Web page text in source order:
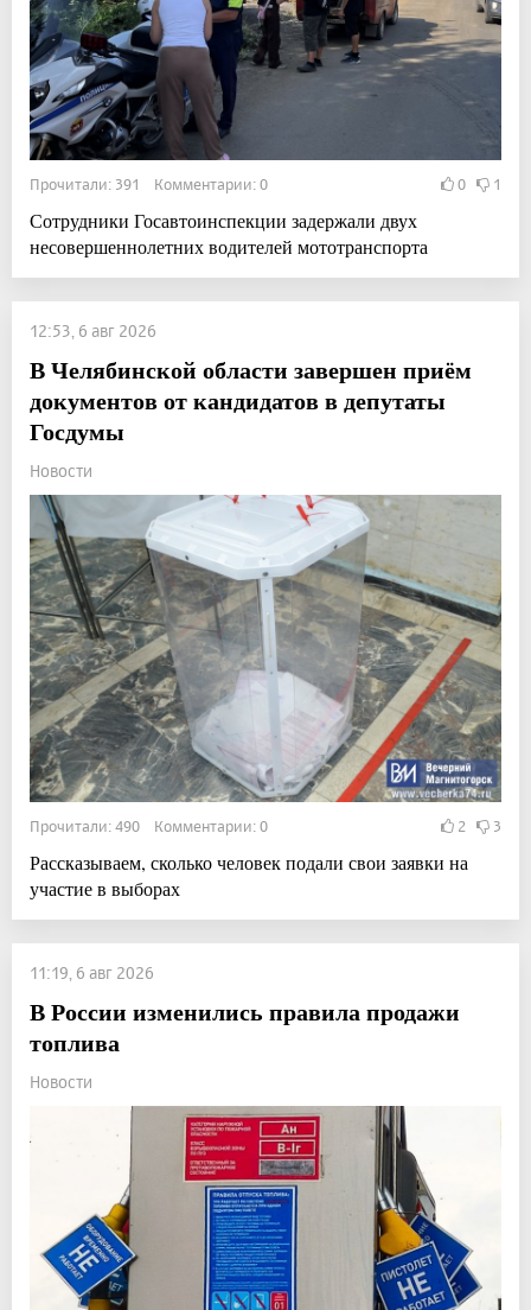
Прочитали: 391 Комментарии: 0 0 1
Сотрудники Госавтоинспекции задержали двух
несовершеннолетних водителей мототранспорта
12:53, 6 авг 2026
В Челябинской области завершен приём
документов от кандидатов в депутаты
Госдумы
Новости
Прочитали: 490 Комментарии: 0 2 3
Рассказываем, сколько человек подали свои заявки на
участие в выборах
11:19, 6 авг 2026
В России изменились правила продажи
топлива
Новости